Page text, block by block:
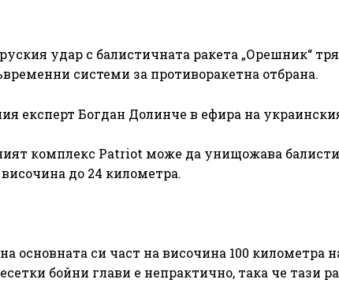
удар с балистичната ракета „Орешник“
системи за противоракетна отбрана.
експерт Богдан Долинче в ефира на
комплекс Patriot може да унищожава
до 24 километра.
основната си част на височина 100 километра
бойни глави е непрактично, така че тази